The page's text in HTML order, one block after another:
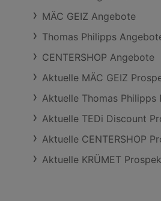
MÄC GEIZ Angebote
Thomas Philipps
CENTERSHOP Angebote
Aktuelle MÄC GEIZ
Aktuelle Thomas Philipps
Aktuelle TEDi Discount
Aktuelle CENTERSHOP
Aktuelle KRÜMET